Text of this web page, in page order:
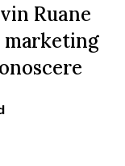
Ruane